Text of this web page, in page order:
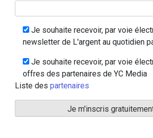
Je souhaite recevoir, par voie
newsletter de L'argent au quotidien
Je souhaite recevoir, par voie
offres des partenaires de YC Media
Liste des partenaires